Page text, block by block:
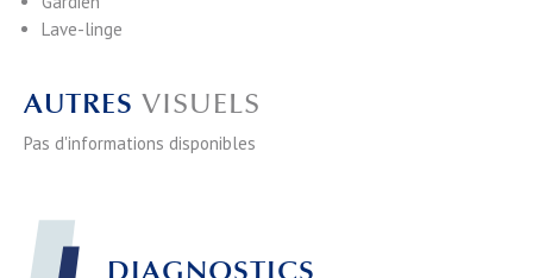
Lave-linge
AUTRES VISUELS
Pas d'informations disponibles